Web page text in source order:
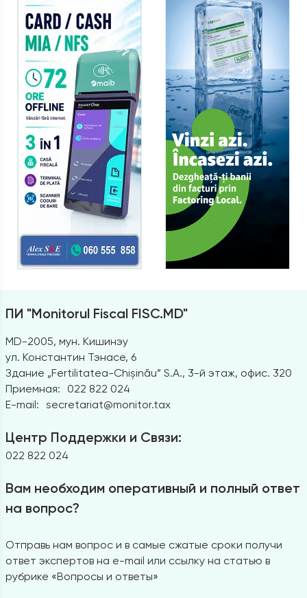
ПИ "Monitorul Fiscal FISC.MD"
MD-2005, мун. Кишинэу
ул. Константин Тэнасе, 6
Здание „Fertilitatea-Chișinău” S.A., 3-й этаж, офис. 320
Приемная:
022 822 024
E-mail: secretariat@monitor.tax
Центр Поддержки и Связи:
022 822 024
Вам необходим оперативный и полный ответ
на вопрос?
Отправь нам вопрос и в самые сжатые сроки получи
ответ экспертов на e-mail или ссылку на статью в
рубрике «Вопросы и ответы»